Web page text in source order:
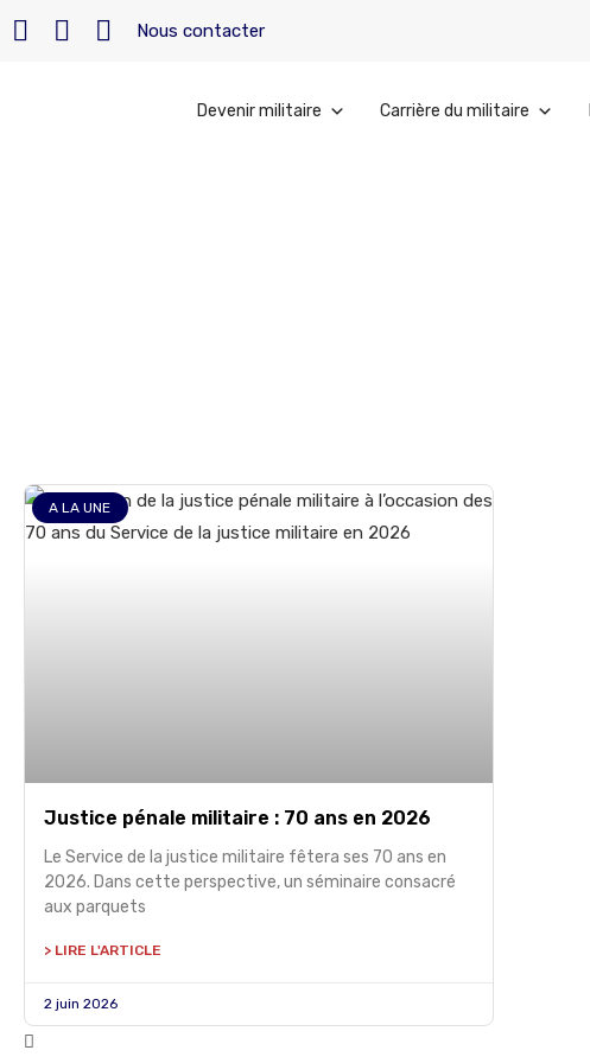
Nous contacter
Devenir militaire Carrière du militaire
A LA UNE
Justice pénale militaire : 70 ans en 2026
Le Service de la justice militaire fêtera ses 70 ans en
2026. Dans cette perspective, un séminaire consacré
aux parquets
> LIRE L'ARTICLE
2 juin 2026